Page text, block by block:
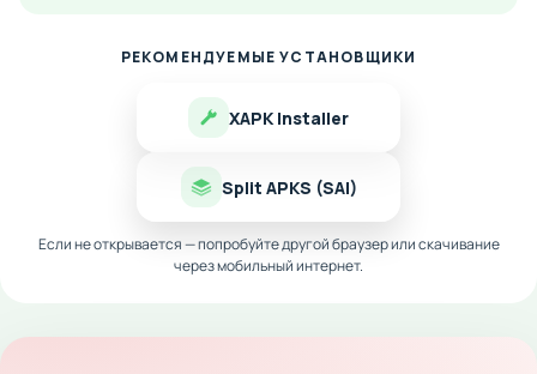
РЕКОМЕНДУЕМЫЕ УСТАНОВЩИКИ
XAPK Installer
Split APKS (SAI)
Если не открывается — попробуйте другой браузер или скачивание
через мобильный интернет.